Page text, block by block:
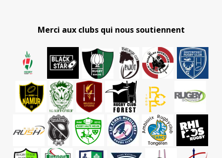
Merci aux clubs qui nous soutiennent